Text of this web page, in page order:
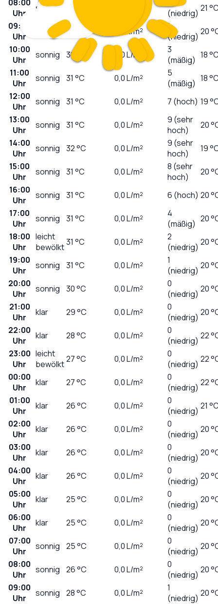
08:00
Uhr
sonnig 25
(niedrig) 21
09:00
Uhr
sonnig 28 °C L/m²
1
(niedrig) 20
10:00
Uhr
sonnig 30 0,0L/m²
3
(mäßig) 18
11:00
Uhr
sonnig 31 °C 0,0L/m²
5
(mäßig) 18
12:00
Uhr
sonnig 31 °C 0,0L/m² 7 (hoch) 19
13:00
Uhr
sonnig 31 °C 0,0L/m²
9 (sehr
hoch)
20
14:00
Uhr
sonnig 32°C 0,0L/m²
9 (sehr
hoch)
19
15:00
Uhr
sonnig 31 °C 0,0L/m²
8 (sehr
hoch)
20
16:00
Uhr
sonnig 31 °C 0,0L/m² 6 (hoch) 20
17:00
Uhr
sonnig 31 °C 0,0L/m²
4
(mäßig) 20
18:00
Uhr
leicht
bewölkt31 °C 0,0L/m²
2
(niedrig) 20
19:00
Uhr
sonnig 31 °C 0,0L/m²
1
(niedrig) 20
20:00
Uhr
sonnig 30°C 0,0L/m²
0
(niedrig) 20
21:00
Uhr
klar 29°C 0,0L/m²
0
(niedrig) 20
22:00
Uhr
klar 28°C 0,0L/m²
0
(niedrig) 22
23:00
Uhr
leicht
bewölkt27°C 0,0L/m²
0
(niedrig) 22
00:00
Uhr
klar 27°C 0,0L/m²
0
(niedrig) 22
01:00
Uhr
klar 26°C 0,0L/m²
0
(niedrig) 21
02:00
Uhr
klar 26°C 0,0L/m²
0
(niedrig) 20
03:00
Uhr
klar 26°C 0,0L/m²
0
(niedrig) 20
04:00
Uhr
klar 26°C 0,0L/m²
0
(niedrig) 20
05:00
Uhr
klar 25°C 0,0L/m²
0
(niedrig) 20
06:00
Uhr
klar 25°C 0,0L/m²
0
(niedrig) 20
07:00
Uhr
sonnig 25°C 0,0L/m²
0
(niedrig) 20
08:00
Uhr
sonnig 26°C 0,0L/m²
0
(niedrig) 20
09:00
Uhr
sonnig 28°C 0,0L/m²
1
(niedrig) 20